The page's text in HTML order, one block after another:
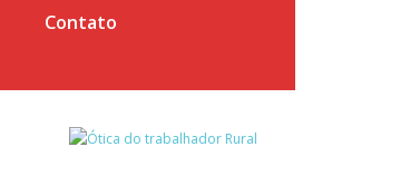
Contato